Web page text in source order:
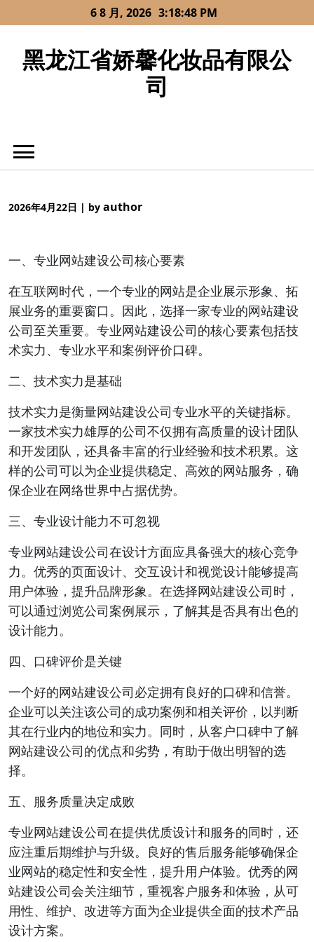
to
6 8 月, 2026 3:18:48 PM
黑龙江省娇馨化妆品有限公
司
2026年4月22日 | by author
一、专业网站建设公司核心要素
在互联网时代，一个专业的网站是企业展示形象、拓
展业务的重要窗口。因此，选择一家专业的网站建设
公司至关重要。专业网站建设公司的核心要素包括技
术实力、专业水平和案例评价口碑。
二、技术实力是基础
技术实力是衡量网站建设公司专业水平的关键指标。
一家技术实力雄厚的公司不仅拥有高质量的设计团队
和开发团队，还具备丰富的行业经验和技术积累。这
样的公司可以为企业提供稳定、高效的网站服务，确
保企业在网络世界中占据优势。
三、专业设计能力不可忽视
专业网站建设公司在设计方面应具备强大的核心竞争
力。优秀的页面设计、交互设计和视觉设计能够提高
用户体验，提升品牌形象。在选择网站建设公司时，
可以通过浏览公司案例展示，了解其是否具有出色的
设计能力。
四、口碑评价是关键
一个好的网站建设公司必定拥有良好的口碑和信誉。
企业可以关注该公司的成功案例和相关评价，以判断
其在行业内的地位和实力。同时，从客户口碑中了解
网站建设公司的优点和劣势，有助于做出明智的选
择。
五、服务质量决定成败
专业网站建设公司在提供优质设计和服务的同时，还
应注重后期维护与升级。良好的售后服务能够确保企
业网站的稳定性和安全性，提升用户体验。优秀的网
站建设公司会关注细节，重视客户服务和体验，从可
用性、维护、改进等方面为企业提供全面的技术产品
设计方案。